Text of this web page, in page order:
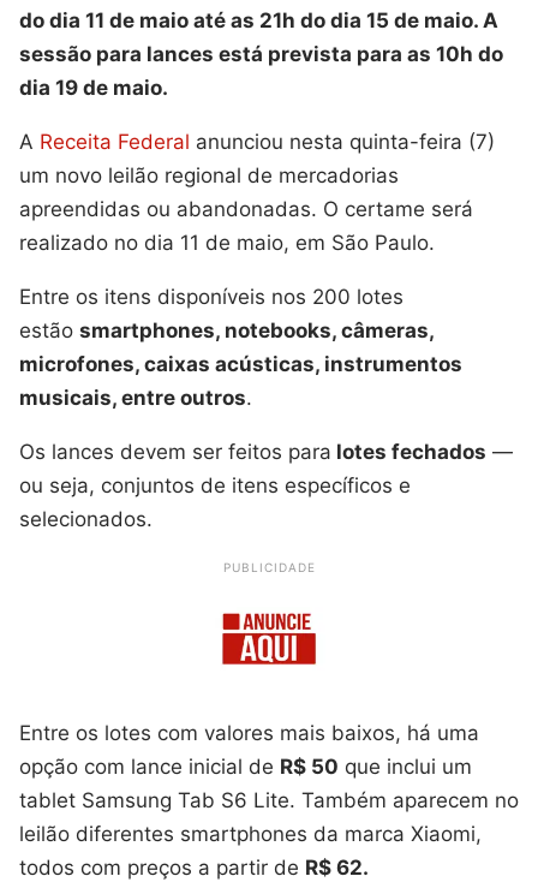
do dia 11 de maio até as 21h do dia 15 de maio. A
sessão para lances está prevista para as 10h do
dia 19 de maio.
A Receita Federal anunciou nesta quinta-feira (7)
um novo leilão regional de mercadorias
apreendidas ou abandonadas. O certame será
realizado no dia 11 de maio, em São Paulo.
Entre os itens disponíveis nos 200 lotes
estão smartphones, notebooks, câmeras,
microfones, caixas acústicas, instrumentos
musicais, entre outros.
Os lances devem ser feitos para lotes fechados —
ou seja, conjuntos de itens específicos e
selecionados.
PUBLICIDADE
Entre os lotes com valores mais baixos, há uma
opção com lance inicial de R$ 50 que inclui um
tablet Samsung Tab S6 Lite. Também aparecem no
leilão diferentes smartphones da marca Xiaomi,
todos com preços a partir de R$ 62.